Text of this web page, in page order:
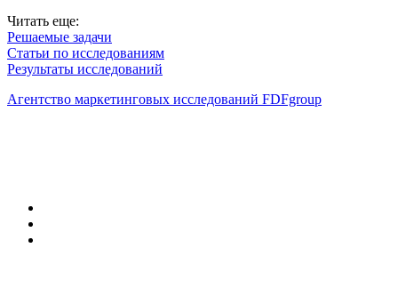
Читать еще:
Решаемые задачи
Статьи по исследованиям
Результаты исследований
Агентство маркетинговых исследований FDFgroup